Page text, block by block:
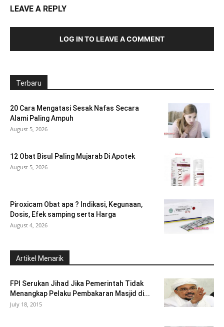
LEAVE A REPLY
LOG IN TO LEAVE A COMMENT
Terbaru
20 Cara Mengatasi Sesak Nafas Secara
Alami Paling Ampuh
August 5, 2026
12 Obat Bisul Paling Mujarab Di Apotek
August 5, 2026
Piroxicam Obat apa ? Indikasi, Kegunaan,
Dosis, Efek samping serta Harga
August 4, 2026
Artikel Menarik
FPI Serukan Jihad Jika Pemerintah Tidak
Menangkap Pelaku Pembakaran Masjid di...
July 18, 2015